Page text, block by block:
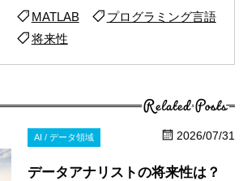
MATLAB
プログラミング言語
将来性
Related Posts
AI / データ領域 2026/07/31
データアナリストの将来性は？